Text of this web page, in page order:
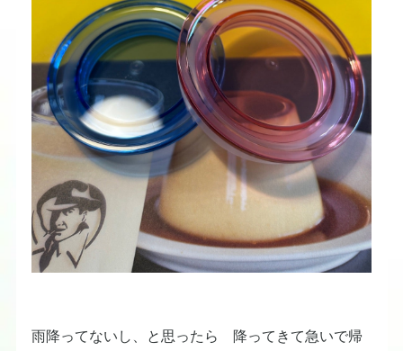
雨降ってないし、と思ったら 降ってきて急いで帰